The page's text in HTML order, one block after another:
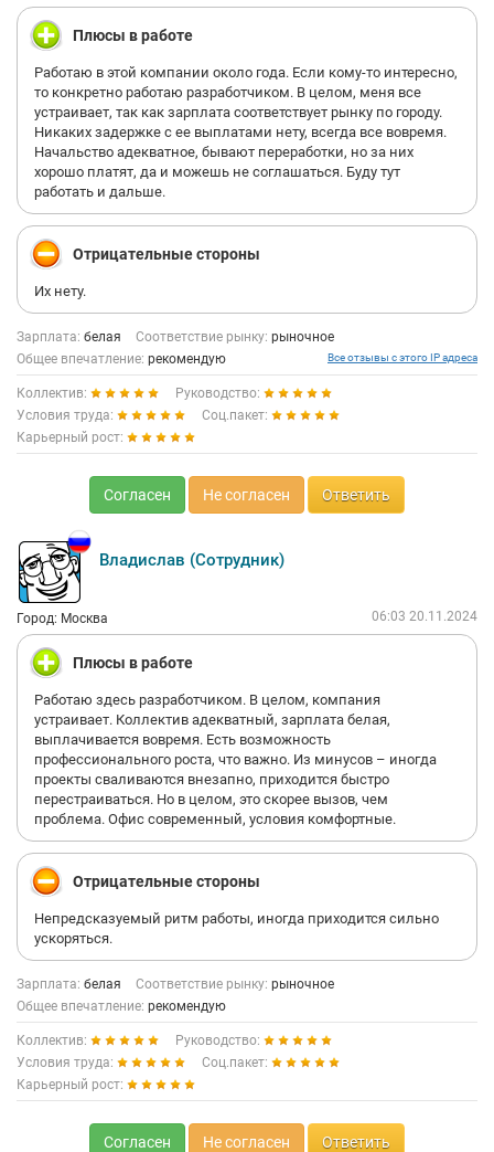
Плюсы в работе
Работаю в этой компании около года. Если кому-то интересно,
то конкретно работаю разработчиком. В целом, меня все
устраивает, так как зарплата соответствует рынку по городу.
Никаких задержке с ее выплатами нету, всегда все вовремя.
Начальство адекватное, бывают переработки, но за них
хорошо платят, да и можешь не соглашаться. Буду тут
работать и дальше.
Отрицательные стороны
Их нету.
Зарплата: белая Соответствие рынку: рыночное
Общее впечатление: рекомендую Все отзывы с этого IP адреса
Коллектив:
Руководство:
Условия труда:
Соц.пакет:
Карьерный рост:
Согласен Не согласен Ответить
Владислав (Сотрудник)
Город: Москва 06:03 20.11.2024
Плюсы в работе
Работаю здесь разработчиком. В целом, компания
устраивает. Коллектив адекватный, зарплата белая,
выплачивается вовремя. Есть возможность
профессионального роста, что важно. Из минусов – иногда
проекты сваливаются внезапно, приходится быстро
перестраиваться. Но в целом, это скорее вызов, чем
проблема. Офис современный, условия комфортные.
Отрицательные стороны
Непредсказуемый ритм работы, иногда приходится сильно
ускоряться.
Зарплата: белая Соответствие рынку: рыночное
Общее впечатление: рекомендую
Коллектив:
Руководство:
Условия труда:
Соц.пакет:
Карьерный рост:
Согласен Не согласен Ответить